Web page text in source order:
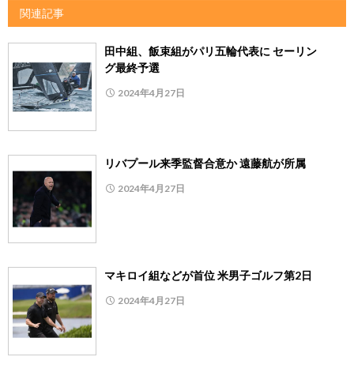
関連記事
田中組、飯束組がパリ五輪代表に セーリン
グ最終予選
2024年4月27日
リバプール来季監督合意か 遠藤航が所属
2024年4月27日
マキロイ組などが首位 米男子ゴルフ第2日
2024年4月27日